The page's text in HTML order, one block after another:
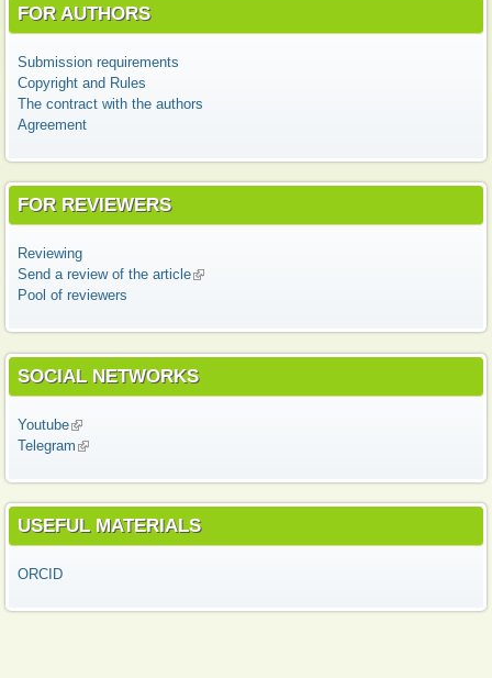
FOR AUTHORS
Submission requirements
Copyright and Rules
The contract with the authors
Agreement
FOR REVIEWERS
Reviewing
Send a review of the article(link is external)
Pool of reviewers
SOCIAL NETWORKS
Youtube(link is external)
Telegram (link is external)
USEFUL MATERIALS
ORCID